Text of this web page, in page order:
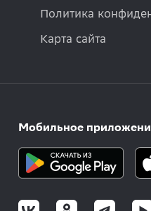
Политика
Карта сайта
Мобильное